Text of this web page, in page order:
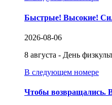
Быстрые! Высокие!
2026-08-06
8 августа - День
В следующем номере
Чтобы возвращались.